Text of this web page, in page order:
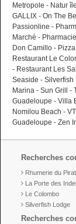
Metropole - Natur île
GALLIX - On The
Passionline -
Marché -
Don Camillo -
Restaurant Le
- Restaurant Les
Seaside - Silverfish
Marina - Sun Grill -
Guadeloupe - Villa
Nomilou Beach -
Guadeloupe - Zen
Recherches
Rhumerie du
La Porte des
Le Colombo
Silverfish Lodge
Recherches